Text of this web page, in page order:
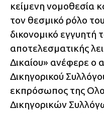
κείμενη νομοθεσία
τον θεσμικό ρόλο
δικονομικό
αποτελεσματικής
Δικαίου» ανέφερε ο
Δικηγορικού
εκπρόσωπος της
Δικηγορικών